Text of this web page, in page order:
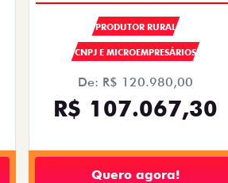
PRODUTOR RURAL
CNPJ E MICROEMPRESÁRIOS
De: R$ 120.980,00
R$ 107.067,30
Quero agora!